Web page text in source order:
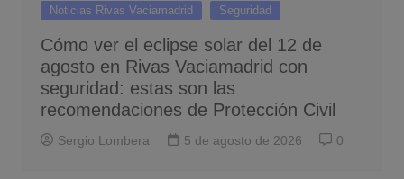
Noticias Rivas Vaciamadrid Seguridad
Cómo ver el eclipse solar del 12 de
agosto en Rivas Vaciamadrid con
seguridad: estas son las
recomendaciones de Protección Civil
Sergio Lombera 5 de agosto de 2026 0